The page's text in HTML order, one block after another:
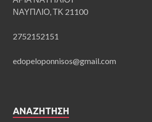
ΝΑΥΠΛΙΟ, ΤΚ 21100
2752152151
edopeloponnisos@gmail.com
ΑΝΑΖΉΤΗΣΗ